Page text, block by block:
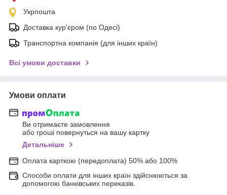
Укрпошта
Доставка кур'єром (по Одесі)
Транспортна компанія (для інших країн)
Всі умови доставки
Умови оплати
Ви отримаєте замовлення
або гроші повернуться на вашу картку
Детальніше
Оплата карткою (передоплата) 50% або 100%
Способи оплати для інших країн здійснюються за
допомогою банківських переказів.